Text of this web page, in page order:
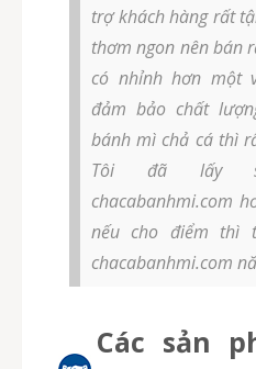
trợ khách hàng rất
thơm ngon nên bán
có nhỉnh hơn một
đảm bảo chất
bánh mì chả cá thì
Tôi đã lấy
chacabanhmi.com
nếu cho điểm thì
chacabanhmi.com
Các sản